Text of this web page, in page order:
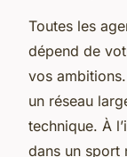
Toutes les
dépend de
vos
un réseau
technique. À
dans un sport